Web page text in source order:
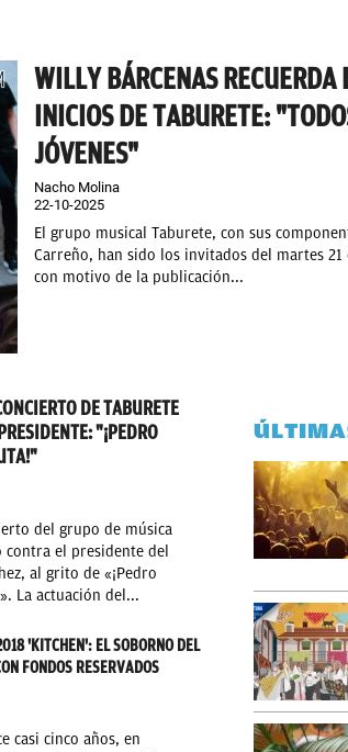
WILLY BÁRCENAS RECUERDA
INICIOS DE TABURETE:
JÓVENES"
Nacho Molina
22-10-2025
El grupo musical Taburete, con sus
Carreño, han sido los invitados del martes
con motivo de la publicación...
DE TABURETE
"¡PEDRO
del grupo de música
contra el presidente del
al grito de «¡Pedro
La actuación del...
'KITCHEN': EL SOBORNO DEL
FONDOS RESERVADOS
casi cinco años, en